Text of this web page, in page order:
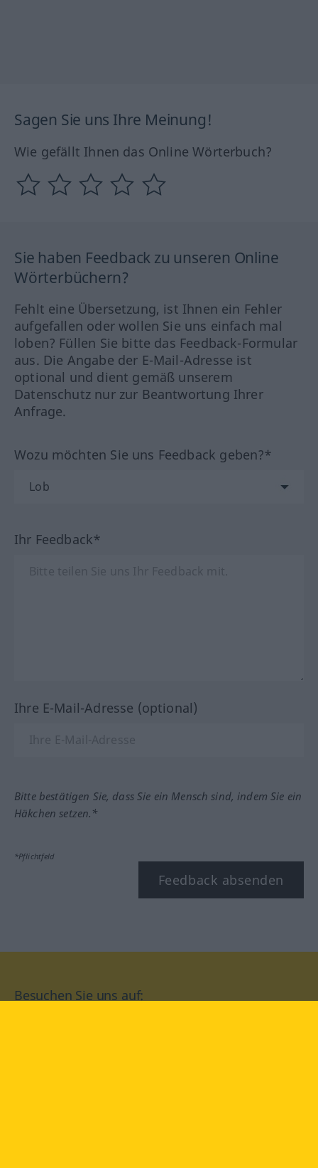
Sagen Sie uns Ihre Meinung!
Wie gefällt Ihnen das Online Wörterbuch?
Sie haben Feedback zu unseren Online
Wörterbüchern?
Fehlt eine Übersetzung, ist Ihnen ein Fehler
aufgefallen oder wollen Sie uns einfach mal
loben? Füllen Sie bitte das Feedback-Formular
aus. Die Angabe der E-Mail-Adresse ist
optional und dient gemäß unserem
Datenschutz nur zur Beantwortung Ihrer
Anfrage.
Wozu möchten Sie uns Feedback geben?*
Ihr Feedback*
Ihre E-Mail-Adresse (optional)
Bitte bestätigen Sie, dass Sie ein Mensch sind, indem Sie ein
Häkchen setzen.*
*Pflichtfeld
Feedback absenden
Besuchen Sie uns auf: